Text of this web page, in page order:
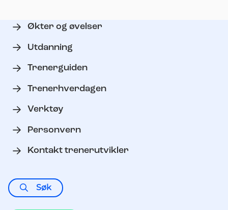
Økter og øvelser
Utdanning
Trenerguiden
Trenerhverdagen
Verktøy
Personvern
Kontakt trenerutvikler
Søk